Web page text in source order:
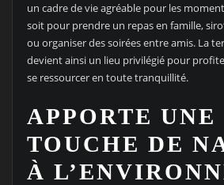
un cadre de vie agréable pour les
soit pour prendre un repas en famille,
ou organiser des soirées entre amis. La
devient ainsi un lieu privilégié pour
se ressourcer en toute tranquillité.
APPORTE UNE
TOUCHE DE
À